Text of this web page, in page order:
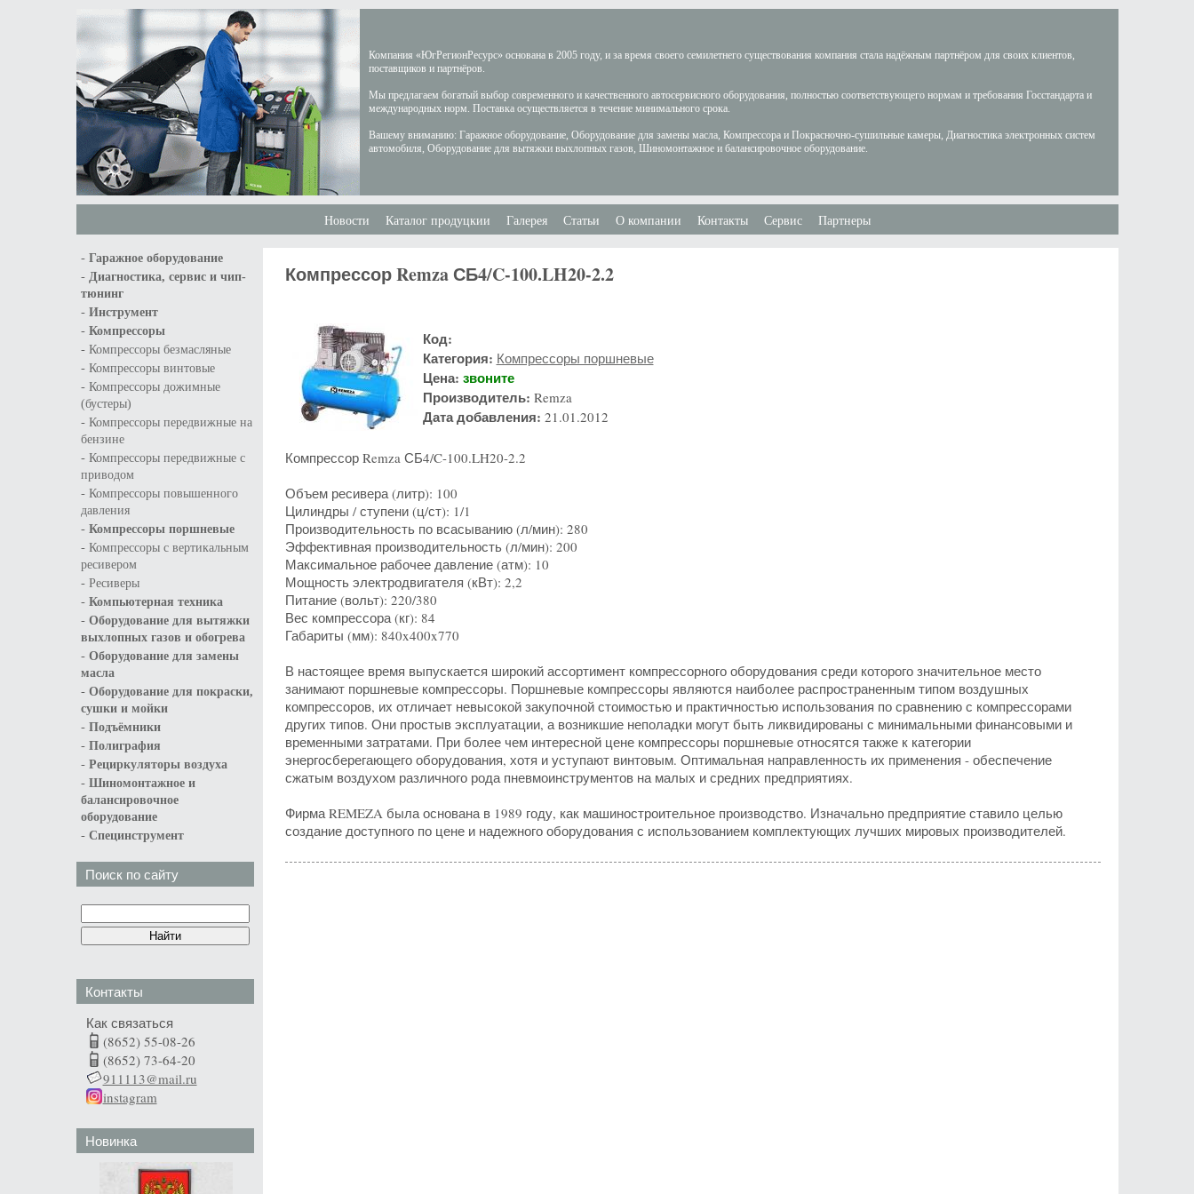
Компания «ЮгРегионРесурс» основана в 2005 году, и за время своего семилетнего существования компания стала надёжным партнёром для своих клиентов,
поставщиков и партнёров.
Мы предлагаем богатый выбор современного и качественного автосервисного оборудования, полностью соответствующего нормам и требования Госстандарта и
международных норм. Поставка осуществляется в течение минимального срока.
Вашему вниманию: Гаражное оборудование, Оборудование для замены масла, Компрессора и Покрасночно-сушильные камеры, Диагностика электронных систем
автомобиля, Оборудование для вытяжки выхлопных газов, Шиномонтажное и балансировочное оборудование.
Новости Каталог продуцкии Галерея Статьи О компании Контакты Сервис Партнеры
- Гаражное оборудование
- Диагностика, сервис и чип-
тюнинг
- Инструмент
- Компрессоры
- Компрессоры безмасляные
- Компрессоры винтовые
- Компрессоры дожимные
(бустеры)
- Компрессоры передвижные на
бензине
- Компрессоры передвижные с
приводом
- Компрессоры повышенного
давления
- Компрессоры поршневые
- Компрессоры с вертикальным
ресивером
- Ресиверы
- Компьютерная техника
- Оборудование для вытяжки
выхлопных газов и обогрева
- Оборудование для замены
масла
- Оборудование для покраски,
сушки и мойки
- Подъёмники
- Полиграфия
- Рециркуляторы воздуха
- Шиномонтажное и
балансировочное
оборудование
- Специнструмент
Поиск по сайту
Контакты
Как связаться
(8652) 55-08-26
(8652) 73-64-20
911113@mail.ru
instagram
Новинка
Компрессор Remza СБ4/C-100.LH20-2.2
Код:
Категория: Компрессоры поршневые
Цена: звоните
Производитель: Remza
Дата добавления: 21.01.2012
Компрессор Remza СБ4/C-100.LH20-2.2
Объем ресивера (литр): 100
Цилиндры / ступени (ц/ст): 1/1
Производительность по всасыванию (л/мин): 280
Эффективная производительность (л/мин): 200
Максимальное рабочее давление (атм): 10
Мощность электродвигателя (кВт): 2,2
Питание (вольт): 220/380
Вес компрессора (кг): 84
Габариты (мм): 840x400x770
В настоящее время выпускается широкий ассортимент компрессорного оборудования среди которого значительное место
занимают поршневые компрессоры. Поршневые компрессоры являются наиболее распространенным типом воздушных
компрессоров, их отличает невысокой закупочной стоимостью и практичностью использования по сравнению с компрессорами
других типов. Они простыв эксплуатации, а возникшие неполадки могут быть ликвидированы с минимальными финансовыми и
временными затратами. При более чем интересной цене компрессоры поршневые относятся также к категории
энергосберегающего оборудования, хотя и уступают винтовым. Оптимальная направленность их применения - обеспечение
сжатым воздухом различного рода пневмоинструментов на малых и средних предприятиях.
Фирма REMEZA была основана в 1989 году, как машиностроительное производство. Изначально предприятие ставило целью
создание доступного по цене и надежного оборудования с использованием комплектующих лучших мировых производителей.